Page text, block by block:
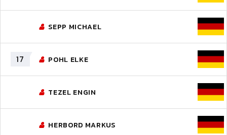
SEPP MICHAEL
17 POHL ELKE
TEZEL ENGIN
HERBORD MARKUS